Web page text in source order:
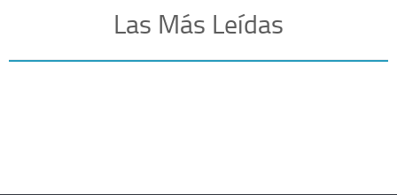
Las Más Leídas